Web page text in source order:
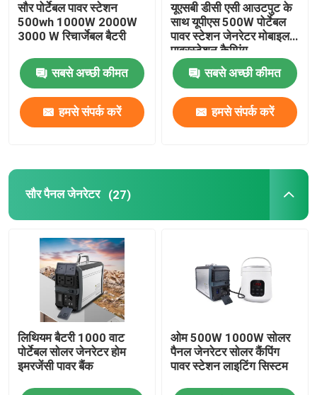
पोर्टेबल पावर स्टेशन जेनरेटर
सौर पैनल जेनरेटर
पोर्टेबल सोलर जेनरेटर सिस्टम
ली आयन पावर स्टेशन
टाइप-सी लैपटॉप पावर बैंक
पतले लचीले सौर पैनल
फोल्डेबल सोलर पैनल
सौर ऊर्जा संचालित पावर बैंक
सौर पोर्टेबल पावर स्टेशन
500wh 1000W 2000W
3000 W रिचार्जेबल बैटरी
सबसे अच्छी कीमत
हमसे संपर्क करें
यूएसबी डीसी एसी आउटपुट के
साथ यूपीएस 500W पोर्टेबल
पावर स्टेशन जेनरेटर मोबाइल
पावरस्टेशन कैम्पिंग
सबसे अच्छी कीमत
हमसे संपर्क करें
सौर पैनल जेनरेटर (27)
लिथियम बैटरी 1000 वाट
पोर्टेबल सोलर जेनरेटर होम
इमरजेंसी पावर बैंक
ओम 500W 1000W सोलर
पैनल जेनरेटर सोलर कैंपिंग
पावर स्टेशन लाइटिंग सिस्टम